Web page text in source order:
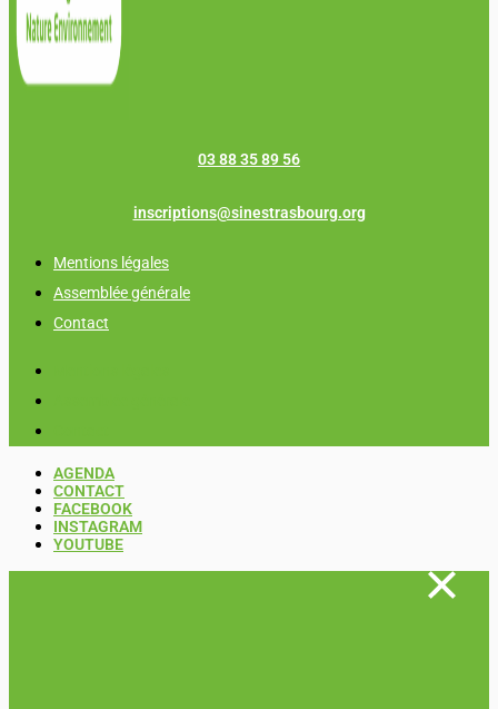
03 88 35 89 56
inscriptions@sinestrasbourg.org
Mentions légales
Assemblée générale
Contact
AGENDA
CONTACT
FACEBOOK
INSTAGRAM
YOUTUBE